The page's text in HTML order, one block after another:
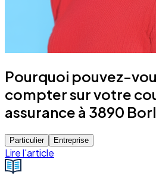
Pourquoi pouvez-
compter sur votre
assurance à 3890
Particulier Entreprise
Lire l'article